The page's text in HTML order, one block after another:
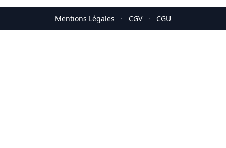
Mentions Légales · CGV · CGU